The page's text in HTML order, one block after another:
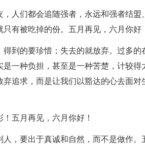
人们都会追随强者，永远和强者结盟
有被吃掉的份。五月再见，六月你好
到的要珍惜；失去的就放弃。过多的
一种负担，甚至是一种苦楚，计较得
追求，而是让我们以豁达的心去面对
五月再见，六月你好！
，要出于真诚和自然，而不是做作。